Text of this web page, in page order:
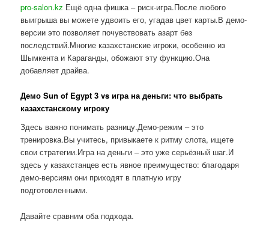
pro-salon.kz Ещё одна фишка – риск-игра.После любого
выигрыша вы можете удвоить его, угадав цвет карты.В демо-
версии это позволяет почувствовать азарт без
последствий.Многие казахстанские игроки, особенно из
Шымкента и Караганды, обожают эту функцию.Она
добавляет драйва.
Демо Sun of Egypt 3 vs игра на деньги: что выбрать
казахстанскому игроку
Здесь важно понимать разницу.Демо-режим – это
тренировка.Вы учитесь, привыкаете к ритму слота, ищете
свои стратегии.Игра на деньги – это уже серьёзный шаг.И
здесь у казахстанцев есть явное преимущество: благодаря
демо-версиям они приходят в платную игру
подготовленными.
Давайте сравним оба подхода.